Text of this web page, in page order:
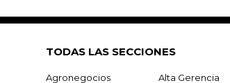
TODAS LAS SECCIONES
Agronegocios Alta Gerencia